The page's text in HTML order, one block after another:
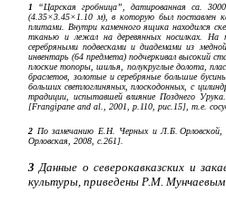
1 “Царская гробница”, датированная са.
(4.35×3.45×1.10 м), в которую был поставлен
плитами. Внутри каменного ящика находился
тканью и лежал на деревянных носилках. На
серебряными подвесками и диадемами из
инвентарь (64 предмета) подчеркивал высокий
плоские топоры, шилья, полукруглые долота,
браслетов, золотые и серебряные большие
больших светлоглиняных, плоскодонных, с
традиции, испытавшей влияние Позднего
[Frangipane and al., 2001, p.110, рис.15], т.е.
2 По замечанию Е.Н. Черных и Л.Б. Орловской,
Орловская, 2008, с.261].
3 Данные о северокавказских и
культуры, приведены Р.М.